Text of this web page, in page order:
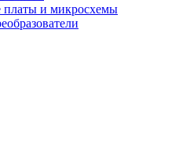
платы и микросхемы